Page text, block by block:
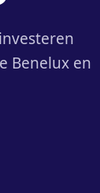
Benelux en